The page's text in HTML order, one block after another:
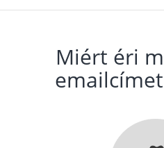
Miért éri